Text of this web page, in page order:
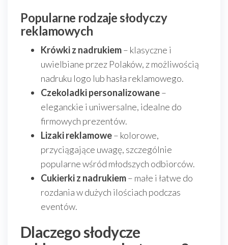
Popularne rodzaje słodyczy
reklamowych
Krówki z nadrukiem– klasyczne i
uwielbiane przez Polaków, z możliwością
nadruku logo lub hasła reklamowego.
Czekoladki personalizowane–
eleganckie i uniwersalne, idealne do
firmowych prezentów.
Lizaki reklamowe– kolorowe,
przyciągające uwagę, szczególnie
popularne wśród młodszych odbiorców.
Cukierki z nadrukiem– małe i łatwe do
rozdania w dużych ilościach podczas
eventów.
Dlaczego słodycze